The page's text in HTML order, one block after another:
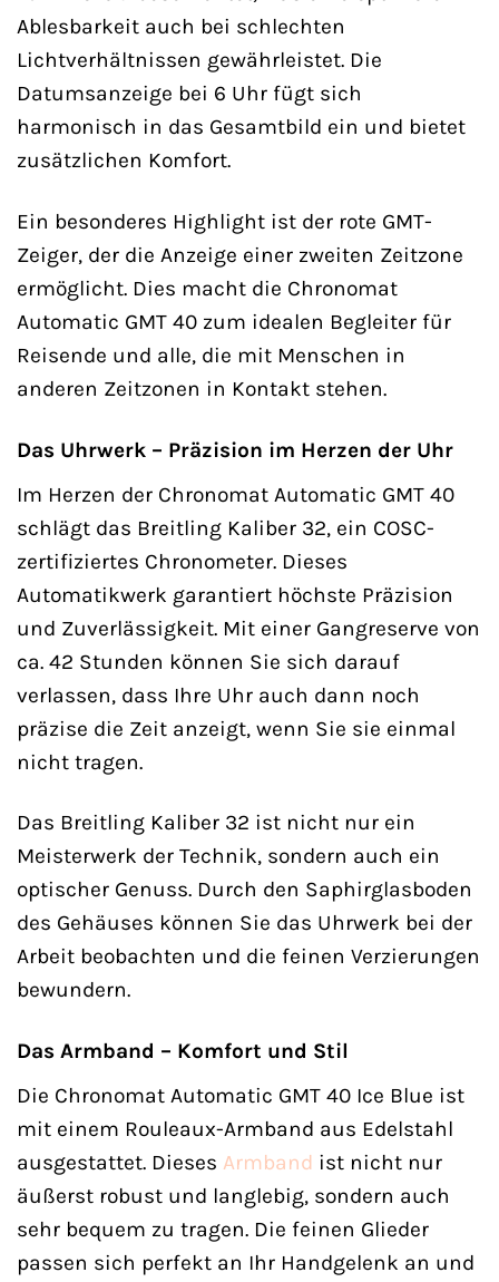
Ablesbarkeit auch bei schlechten
Lichtverhältnissen gewährleistet. Die
Datumsanzeige bei 6 Uhr fügt sich
harmonisch in das Gesamtbild ein und bietet
zusätzlichen Komfort.
Ein besonderes Highlight ist der rote GMT-
Zeiger, der die Anzeige einer zweiten Zeitzone
ermöglicht. Dies macht die Chronomat
Automatic GMT 40 zum idealen Begleiter für
Reisende und alle, die mit Menschen in
anderen Zeitzonen in Kontakt stehen.
Das Uhrwerk – Präzision im Herzen der Uhr
Im Herzen der Chronomat Automatic GMT 40
schlägt das Breitling Kaliber 32, ein COSC-
zertifiziertes Chronometer. Dieses
Automatikwerk garantiert höchste Präzision
und Zuverlässigkeit. Mit einer Gangreserve von
ca. 42 Stunden können Sie sich darauf
verlassen, dass Ihre Uhr auch dann noch
präzise die Zeit anzeigt, wenn Sie sie einmal
nicht tragen.
Das Breitling Kaliber 32 ist nicht nur ein
Meisterwerk der Technik, sondern auch ein
optischer Genuss. Durch den Saphirglasboden
des Gehäuses können Sie das Uhrwerk bei der
Arbeit beobachten und die feinen Verzierungen
bewundern.
Das Armband – Komfort und Stil
Die Chronomat Automatic GMT 40 Ice Blue ist
mit einem Rouleaux-Armband aus Edelstahl
ausgestattet. Dieses Armband ist nicht nur
äußerst robust und langlebig, sondern auch
sehr bequem zu tragen. Die feinen Glieder
passen sich perfekt an Ihr Handgelenk an und